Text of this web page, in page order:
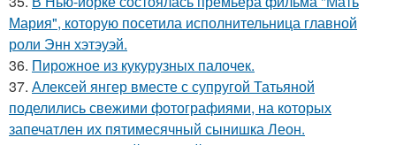
Мария", которую посетила исполнительница главной
роли Энн хэтэуэй.
36. Пирожное из кукурузных палочек.
37. Алексей янгер вместе с супругой Татьяной
поделились свежими фотографиями, на которых
запечатлен их пятимесячный сынишка Леон.